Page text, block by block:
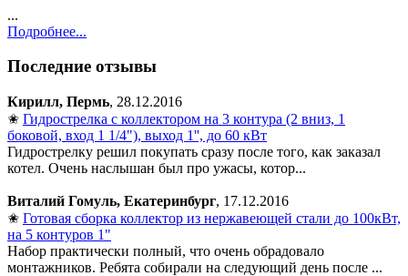
...
Подробнее...
Последние отзывы
Кирилл, Пермь, 28.12.2016
✬ Гидрострелка с коллектором на 3 контура (2 вниз, 1
боковой, вход 1 1/4"), выход 1'', до 60 кВт
Гидрострелку решил покупать сразу после того, как заказал
котел. Очень наслышан был про ужасы, котор...
Виталий Гомуль, Екатеринбург, 17.12.2016
✬ Готовая сборка коллектор из нержавеющей стали до 100кВт,
на 5 контуров 1"
Набор практически полный, что очень обрадовало
монтажников. Ребята собирали на следующий день после ...